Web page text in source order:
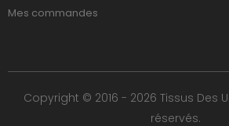
Mes commandes
Copyright © 2016 - 2026 Tissus Des
réservés.